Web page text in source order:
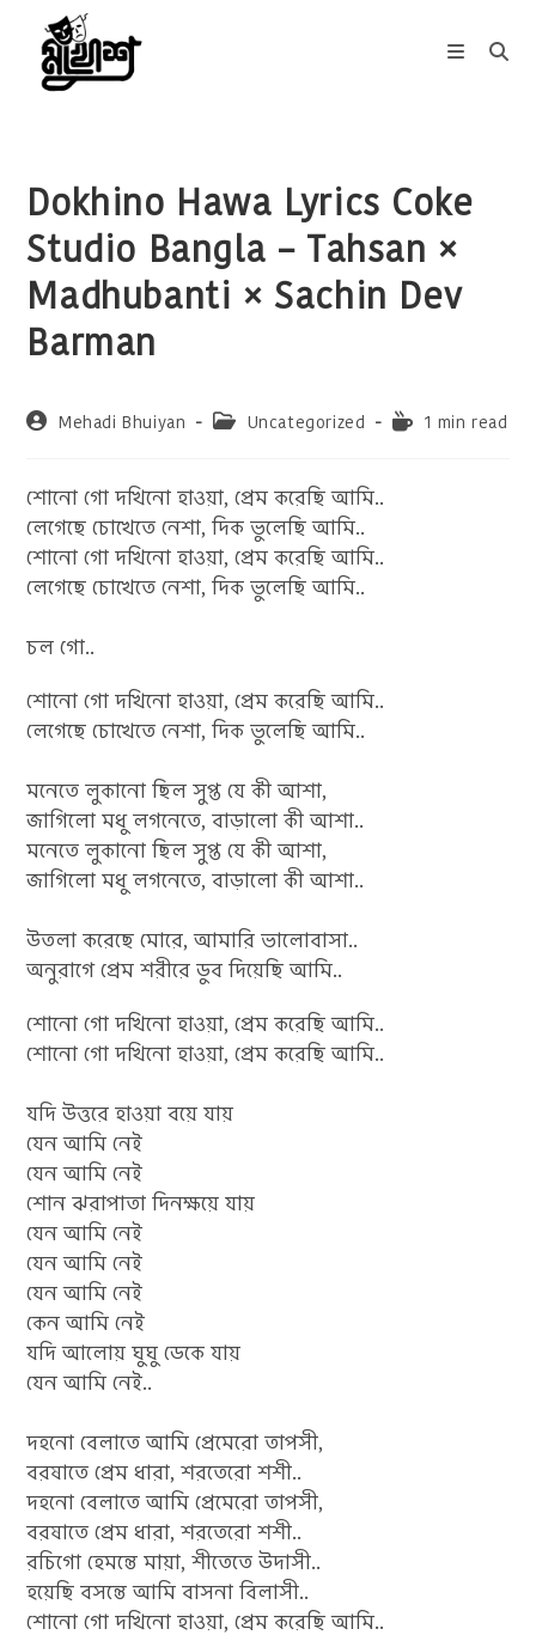
content
Dokhino Hawa Lyrics Coke
Studio Bangla – Tahsan ×
Madhubanti × Sachin Dev
Barman
PostMehadi Bhuiyan
PostUncategorized
Reading1 min read
শোনো গো দখিনো হাওয়া, প্রেম করেছি আমি..
লেগেছে চোখেতে নেশা, দিক ভুলেছি আমি..
শোনো গো দখিনো হাওয়া, প্রেম করেছি আমি..
লেগেছে চোখেতে নেশা, দিক ভুলেছি আমি..
চল গো..
শোনো গো দখিনো হাওয়া, প্রেম করেছি আমি..
লেগেছে চোখেতে নেশা, দিক ভুলেছি আমি..
মনেতে লুকানো ছিল সুপ্ত যে কী আশা,
জাগিলো মধু লগনেতে, বাড়ালো কী আশা..
মনেতে লুকানো ছিল সুপ্ত যে কী আশা,
জাগিলো মধু লগনেতে, বাড়ালো কী আশা..
উতলা করেছে মোরে, আমারি ভালোবাসা..
অনুরাগে প্রেম শরীরে ডুব দিয়েছি আমি..
শোনো গো দখিনো হাওয়া, প্রেম করেছি আমি..
শোনো গো দখিনো হাওয়া, প্রেম করেছি আমি..
যদি উত্তরে হাওয়া বয়ে যায়
যেন আমি নেই
যেন আমি নেই
শোন ঝরাপাতা দিনক্ষয়ে যায়
যেন আমি নেই
যেন আমি নেই
যেন আমি নেই
কেন আমি নেই
যদি আলোয় ঘুঘু ডেকে যায়
যেন আমি নেই..
দহনো বেলাতে আমি প্রেমেরো তাপসী,
বরষাতে প্রেম ধারা, শরতেরো শশী..
দহনো বেলাতে আমি প্রেমেরো তাপসী,
বরষাতে প্রেম ধারা, শরতেরো শশী..
রচিগো হেমন্তে মায়া, শীতেতে উদাসী..
হয়েছি বসন্তে আমি বাসনা বিলাসী..
শোনো গো দখিনো হাওয়া, প্রেম করেছি আমি..